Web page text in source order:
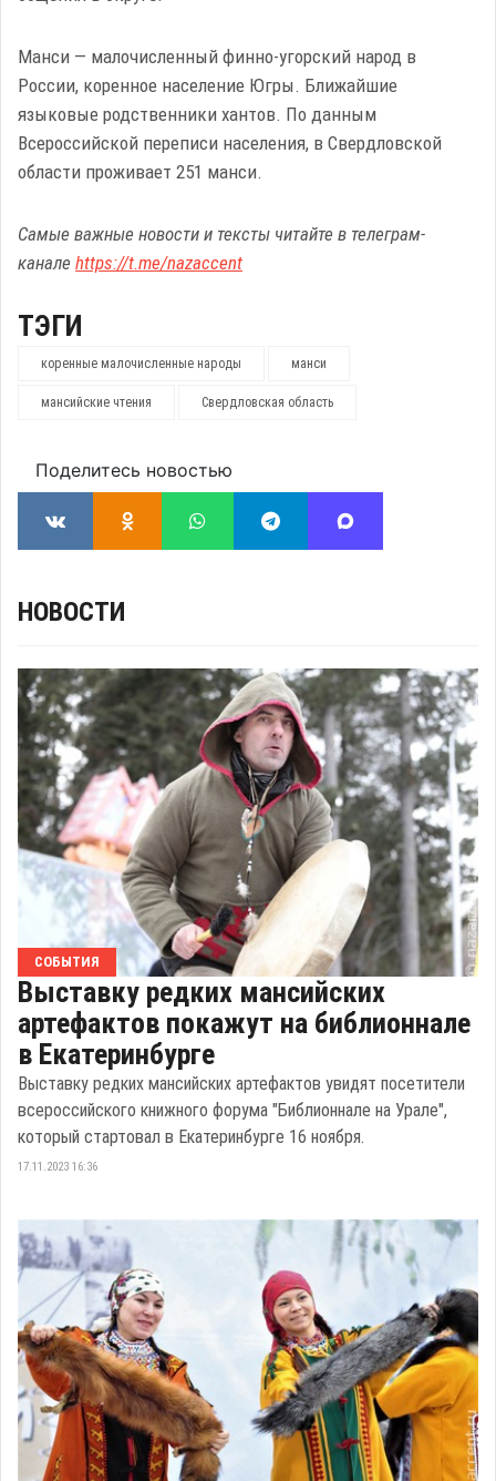
Манси — малочисленный финно-угорский народ в
России, коренное население Югры. Ближайшие
языковые родственники хантов. По данным
Всероссийской переписи населения, в Свердловской
области проживает 251 манси.
Самые важные новости и тексты читайте в телеграм-
канале https://t.me/nazaccent
ТЭГИ
коренные малочисленные народы манси
мансийские чтения Свердловская область
Поделитесь новостью
НОВОСТИ
СОБЫТИЯ
Выставку редких мансийских
артефактов покажут на библионнале
в Екатеринбурге
Выставку редких мансийских артефактов увидят посетители
всероссийского книжного форума "Библионнале на Урале",
который стартовал в Екатеринбурге 16 ноября.
17.11.2023 16:36